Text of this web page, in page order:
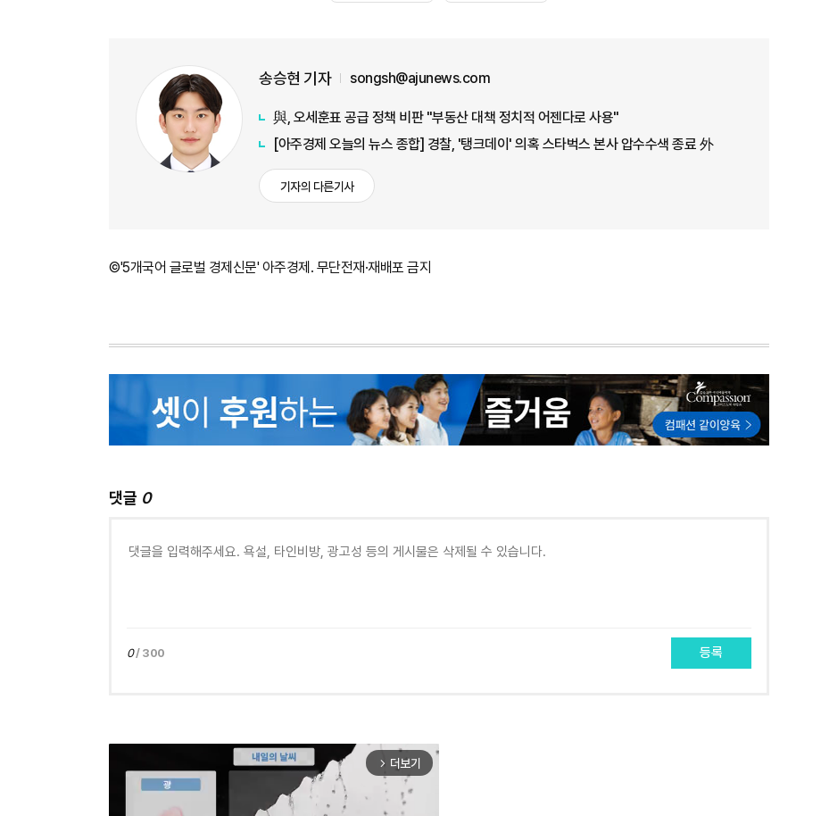
송승현 기자 songsh@ajunews.com
與, 오세훈표 공급 정책 비판 "부동산 대책 정치적 어젠다로 사용"
[아주경제 오늘의 뉴스 종합] 경찰, '탱크데이' 의혹 스타벅스 본사 압수수색 종료 外
기자의 다른기사
©'5개국어 글로벌 경제신문' 아주경제. 무단전재·재배포 금지
댓글 0
0/ 300 등록
arrow_forward_ios 더보기